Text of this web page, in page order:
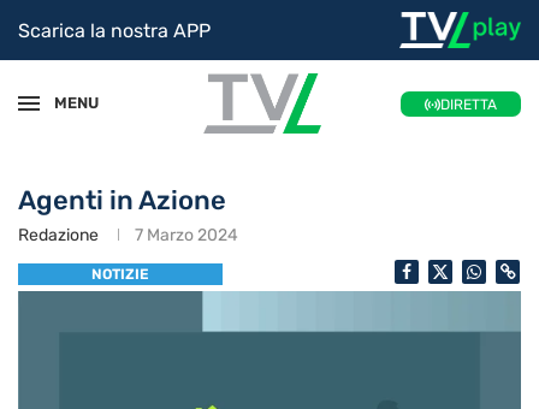
Scarica la nostra APP
MENU DIRETTA
Agenti in Azione
Redazione 7 Marzo 2024
NOTIZIE